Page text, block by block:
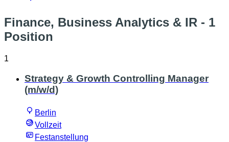
Finance, Business Analytics & IR - 1
Position
1
Strategy & Growth Controlling Manager
(m/w/d)
Berlin
Vollzeit
Festanstellung